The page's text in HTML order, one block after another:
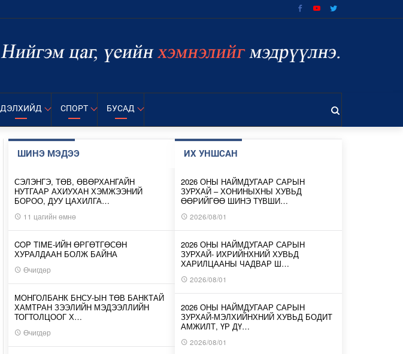
ДЭЛХИЙД СПОРТ БУСАД
ШИНЭ МЭДЭЭ
СЭЛЭНГЭ, ТӨВ, ӨВӨРХАНГАЙН
НУТГААР АХИУХАН ХЭМЖЭЭНИЙ
БОРОО, ДУУ ЦАХИЛГА…
11 цагийн өмнө
COP TIME-ИЙН ӨРГӨТГӨСӨН
ХУРАЛДААН БОЛЖ БАЙНА
Өчигдөр
МОНГОЛБАНК БНСУ-ЫН ТӨВ БАНКТАЙ
ХАМТРАН ЗЭЭЛИЙН МЭДЭЭЛЛИЙН
ТОГТОЛЦООГ Х…
Өчигдөр
ИХ УНШСАН
2026 ОНЫ НАЙМДУГААР САРЫН
ЗУРХАЙ – ХОНИНЫХНЫ ХУВЬД
ӨӨРИЙГӨӨ ШИНЭ ТҮВШИ…
2026/08/01
2026 ОНЫ НАЙМДУГААР САРЫН
ЗУРХАЙ- ИХРИЙНХНИЙ ХУВЬД
ХАРИЛЦААНЫ ЧАДВАР Ш…
2026/08/01
2026 ОНЫ НАЙМДУГААР САРЫН
ЗУРХАЙ-МЭЛХИЙНХНИЙ ХУВЬД БОДИТ
АМЖИЛТ, ҮР ДҮ…
2026/08/01